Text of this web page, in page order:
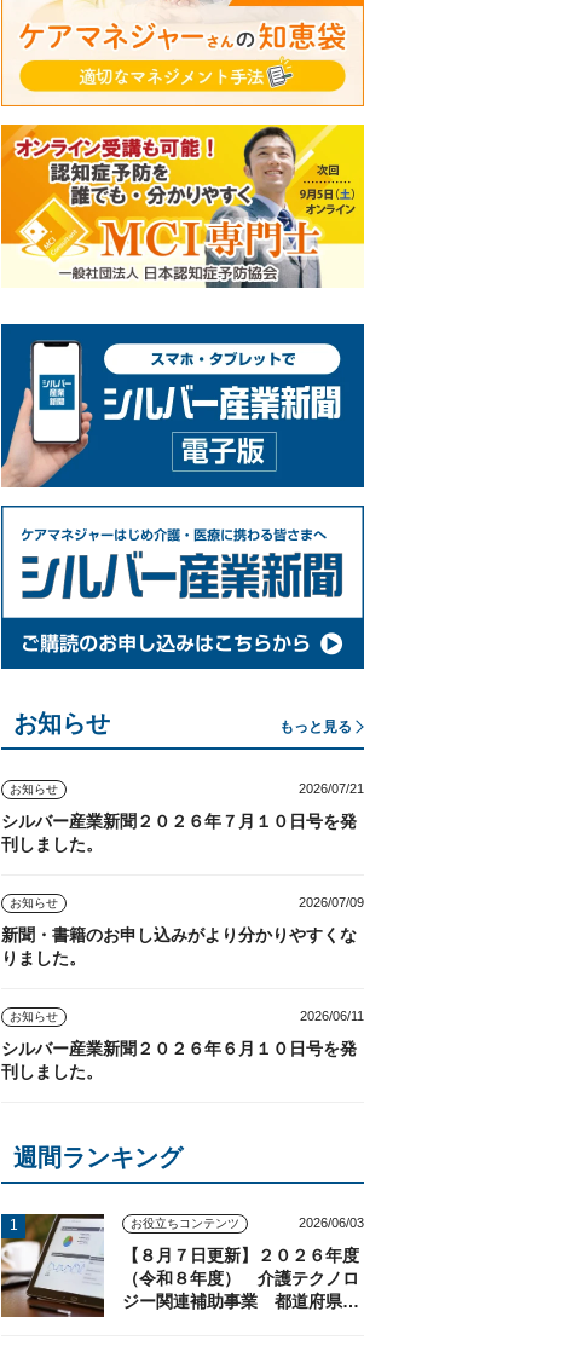
お知らせ もっと見る
お知らせ 2026/07/21
シルバー産業新聞２０２６年７月１０日号を発
刊しました。
お知らせ 2026/07/09
新聞・書籍のお申し込みがより分かりやすくな
りました。
お知らせ 2026/06/11
シルバー産業新聞２０２６年６月１０日号を発
刊しました。
週間ランキング
お役立ちコンテンツ 2026/06/03
【８月７日更新】２０２６年度
（令和８年度） 介護テクノロ
ジー関連補助事業 都道府県の